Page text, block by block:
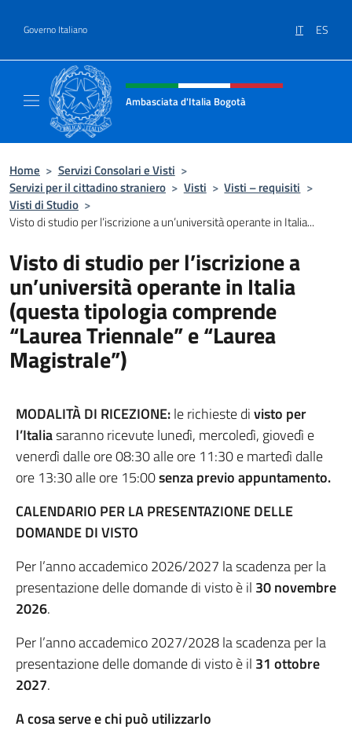
Governo Italiano IT ES
Intestazione sito, social e menù
Ambasciata d'Italia Bogotà
Home > Servizi Consolari e Visti >
Servizi per il cittadino straniero > Visti > Visti – requisiti >
Visti di Studio >
Visto di studio per l’iscrizione a un’università operante in Italia...
Visto di studio per l’iscrizione a
un’università operante in Italia
(questa tipologia comprende
“Laurea Triennale” e “Laurea
Magistrale”)
MODALITÀ DI RICEZIONE:le richieste divisto per
l’Italiasaranno ricevute lunedì, mercoledì, giovedì e
venerdì dalle ore 08:30 alle ore 11:30 e martedì dalle
ore 13:30 alle ore 15:00senza previo appuntamento.
CALENDARIO PER LA PRESENTAZIONE DELLE
DOMANDE DI VISTO
Per l’anno accademico 2026/2027 la scadenza per la
presentazione delle domande di visto è il 30 novembre
2026.
Per l’anno accademico 2027/2028 la scadenza per la
presentazione delle domande di visto è il 31 ottobre
2027.
A cosa serve e chi può utilizzarlo